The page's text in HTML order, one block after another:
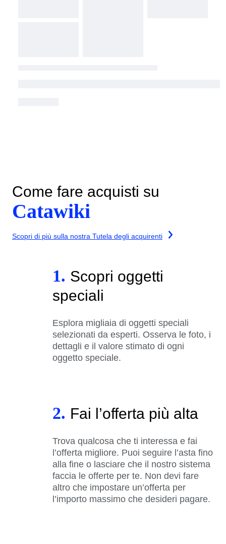
Come fare acquisti su
Catawiki
Scopri di più sulla nostra Tutela degli acquirenti
1. Scopri oggetti
speciali
Esplora migliaia di oggetti speciali
selezionati da esperti. Osserva le foto, i
dettagli e il valore stimato di ogni
oggetto speciale.
2. Fai l’offerta più alta
Trova qualcosa che ti interessa e fai
l’offerta migliore. Puoi seguire l’asta fino
alla fine o lasciare che il nostro sistema
faccia le offerte per te. Non devi fare
altro che impostare un’offerta per
l’importo massimo che desideri pagare.